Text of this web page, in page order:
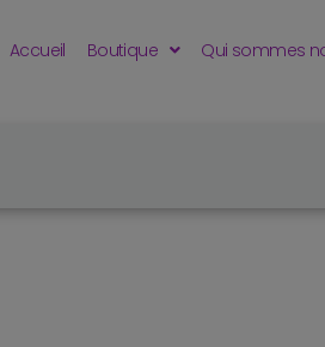
Accueil Boutique Qui sommes